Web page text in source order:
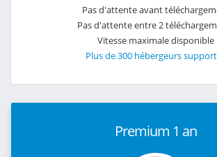
Pas d'attente avant
Pas d'attente entre 2
Vitesse maximale disponible
Plus de 300 hébergeurs
Premium 1 an